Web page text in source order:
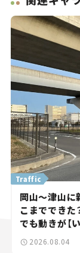
Traffic
岡山～津山に
こまでできた
でも動きが【
2026.08.04